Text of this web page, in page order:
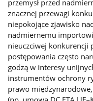
przemysł przed
znacznej przewagi
niepokojące zjawisko
nadmiernemu
nieuczciwej konkurencji
postępowania często
godzą w interesy
instrumentów ochrony
prawo